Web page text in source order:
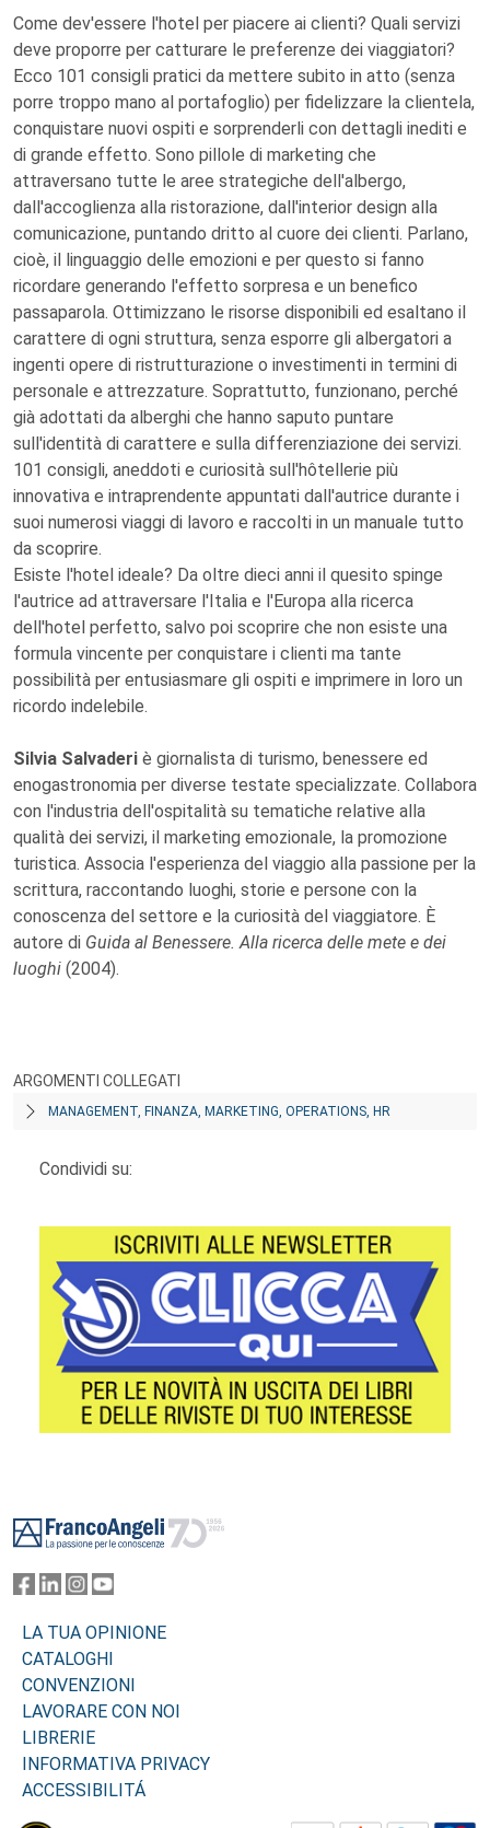
Come dev'essere l'hotel per piacere ai clienti? Quali servizi
deve proporre per catturare le preferenze dei viaggiatori?
Ecco 101 consigli pratici da mettere subito in atto (senza
porre troppo mano al portafoglio) per fidelizzare la clientela,
conquistare nuovi ospiti e sorprenderli con dettagli inediti e
di grande effetto. Sono pillole di marketing che
attraversano tutte le aree strategiche dell'albergo,
dall'accoglienza alla ristorazione, dall'interior design alla
comunicazione, puntando dritto al cuore dei clienti. Parlano,
cioè, il linguaggio delle emozioni e per questo si fanno
ricordare generando l'effetto sorpresa e un benefico
passaparola. Ottimizzano le risorse disponibili ed esaltano il
carattere di ogni struttura, senza esporre gli albergatori a
ingenti opere di ristrutturazione o investimenti in termini di
personale e attrezzature. Soprattutto, funzionano, perché
già adottati da alberghi che hanno saputo puntare
sull'identità di carattere e sulla differenziazione dei servizi.
101 consigli, aneddoti e curiosità sull'hôtellerie più
innovativa e intraprendente appuntati dall'autrice durante i
suoi numerosi viaggi di lavoro e raccolti in un manuale tutto
da scoprire.
Esiste l'hotel ideale? Da oltre dieci anni il quesito spinge
l'autrice ad attraversare l'Italia e l'Europa alla ricerca
dell'hotel perfetto, salvo poi scoprire che non esiste una
formula vincente per conquistare i clienti ma tante
possibilità per entusiasmare gli ospiti e imprimere in loro un
ricordo indelebile.
Silvia Salvaderi è giornalista di turismo, benessere ed
enogastronomia per diverse testate specializzate. Collabora
con l'industria dell'ospitalità su tematiche relative alla
qualità dei servizi, il marketing emozionale, la promozione
turistica. Associa l'esperienza del viaggio alla passione per la
scrittura, raccontando luoghi, storie e persone con la
conoscenza del settore e la curiosità del viaggiatore. È
autore di Guida al Benessere. Alla ricerca delle mete e dei
luoghi (2004).
ARGOMENTI COLLEGATI
MANAGEMENT, FINANZA, MARKETING, OPERATIONS, HR
Condividi su:
LA TUA OPINIONE
CATALOGHI
CONVENZIONI
LAVORARE CON NOI
LIBRERIE
INFORMATIVA PRIVACY
ACCESSIBILITÁ